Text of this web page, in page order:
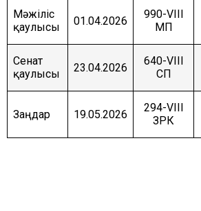
Мәжіліс
қаулысы
01.04.2026
990-VIII
МП
Сенат
қаулысы
23.04.2026
640-VIII
СП
Заңдар 19.05.2026
294-VIII
ЗРК